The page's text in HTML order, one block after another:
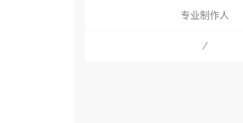
专业制作人
/